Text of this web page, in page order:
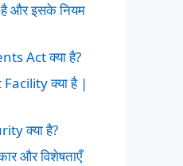
और इसके नियम
Act क्या है?
क्या है |
क्या है?
और विशेषताएँ